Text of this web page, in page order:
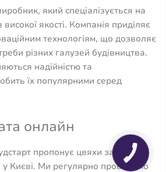
який спеціалізується на
високої якості. Компанія приділяє
технологіям, що дозволяє
різних галузей будівництва.
надійністю та
їх популярними серед
онлайн
пропонує цвяхи за
Києві. Ми регулярно проводимо